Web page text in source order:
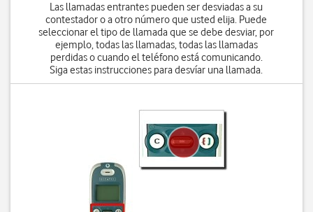
Las llamadas entrantes pueden ser desviadas a su
contestador o a otro número que usted elija. Puede
seleccionar el tipo de llamada que se debe desviar, por
ejemplo, todas las llamadas, todas las llamadas
perdidas o cuando el teléfono está comunicando.
Siga estas instrucciones para desvíar una llamada.